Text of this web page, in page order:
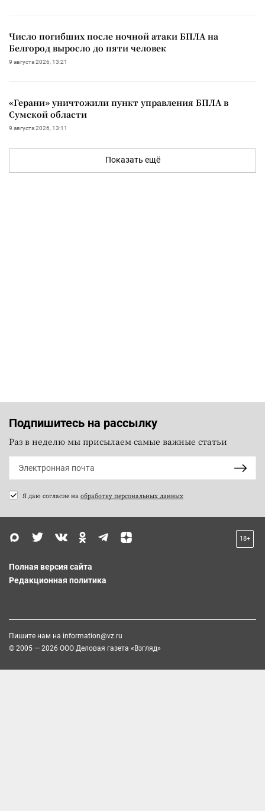
Число погибших после ночной атаки БПЛА на
Белгород выросло до пяти человек
9 августа 2026, 13:21
«Герани» уничтожили пункт управления БПЛА в
Сумской области
9 августа 2026, 13:11
Показать ещё
Подпишитесь на рассылку
Раз в неделю мы присылаем самые важные статьи
Я даю согласие на обработку персональных данных
18+
Полная версия сайта
Редакционная политика
Пишите нам на information@vz.ru
© 2005 — 2026 ООО Деловая газета «Взгляд»